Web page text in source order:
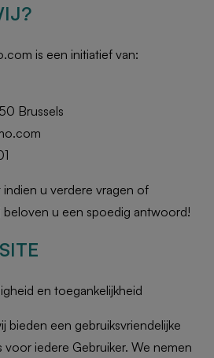
is een initiatief van:
Brussels
u verdere vragen of
u een spoedig antwoord!
en toegankelijkheid
bieden een gebruiksvriendelijke
voor iedere Gebruiker. We nemen